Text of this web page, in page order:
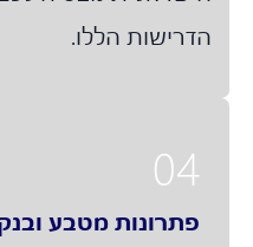
הללו.
04
פתרונות מטבע ובנקאות